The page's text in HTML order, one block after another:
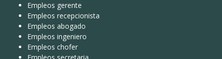
Empleos gerente
Empleos recepcionista
Empleos abogado
Empleos ingeniero
Empleos chofer